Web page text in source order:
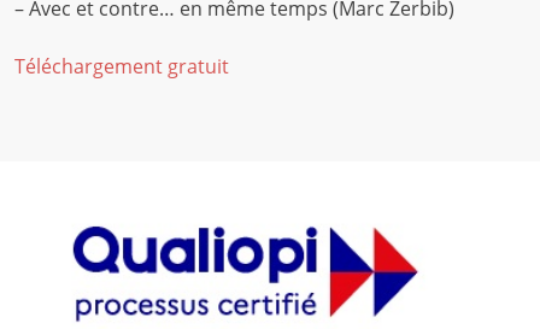
– Avec et contre… en même temps (Marc Zerbib)
Téléchargement gratuit